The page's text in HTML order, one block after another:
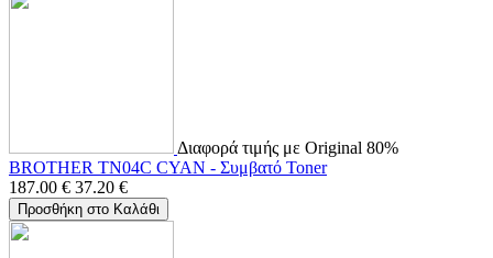
Διαφορά τιμής με Original 80%
BROTHER TN04C CYAN - Συμβατό Toner
187.00 € 37.20 €
Προσθήκη στο Καλάθι